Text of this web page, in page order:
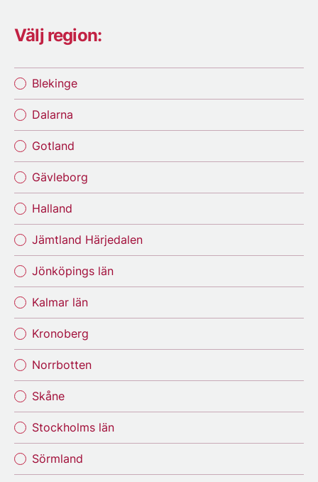
Välj region:
Blekinge
Dalarna
Gotland
Gävleborg
Halland
Jämtland Härjedalen
Jönköpings län
Kalmar län
Kronoberg
Norrbotten
Skåne
Stockholms län
Sörmland